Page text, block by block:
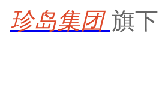
珍岛集团 旗